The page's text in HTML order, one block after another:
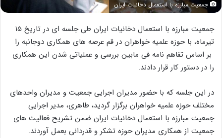
جمعیت مبارزه با استعمال دخانیات ایران
جمعیت مبارزه با استعمال دخانیات ایران طی جلسه ای در تاریخ ۱۵
تیرماه، با حوزه علمیه خواهران در قم عرصه های همکاری دوجانبه را
بر اساس تفاهم نامه فی مابین بررسی و عملیاتی شدن این همکاری
را در دستور کار قرار دادند.
در این جلسه که با حضور مدیران اجرایی جمعیت و مدیران واحدهای
مختلف حوزه علمیه خواهران برگزار گردید، طاهری، مدیر اجرایی
جمعیت مبارزه با استعمال دخانیات ایران ضمن تشریح فعالیت های
جمعیت از همکاری مدیران حوزه تشکر و قدردانی بعمل آوردند.